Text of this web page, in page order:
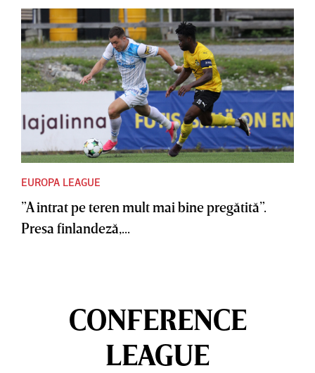
EUROPA LEAGUE
”A intrat pe teren mult mai bine pregătită”.
Presa finlandeză,...
CONFERENCE
LEAGUE